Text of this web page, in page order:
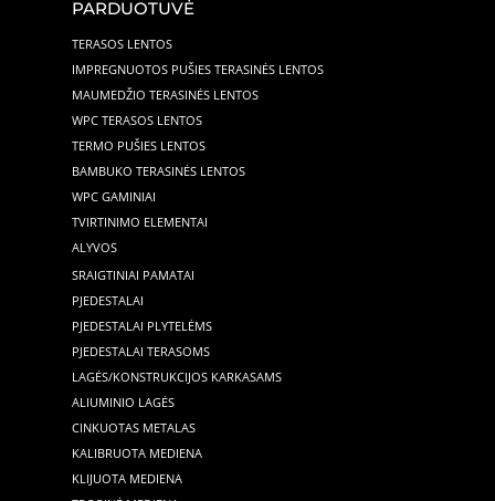
PARDUOTUVĖ
TERASOS LENTOS
IMPREGNUOTOS PUŠIES TERASINĖS LENTOS
MAUMEDŽIO TERASINĖS LENTOS
WPC TERASOS LENTOS
TERMO PUŠIES LENTOS
BAMBUKO TERASINĖS LENTOS
WPC GAMINIAI
TVIRTINIMO ELEMENTAI
ALYVOS
SRAIGTINIAI PAMATAI
PJEDESTALAI
PJEDESTALAI PLYTELĖMS
PJEDESTALAI TERASOMS
LAGĖS/KONSTRUKCIJOS KARKASAMS
ALIUMINIO LAGĖS
CINKUOTAS METALAS
KALIBRUOTA MEDIENA
KLIJUOTA MEDIENA